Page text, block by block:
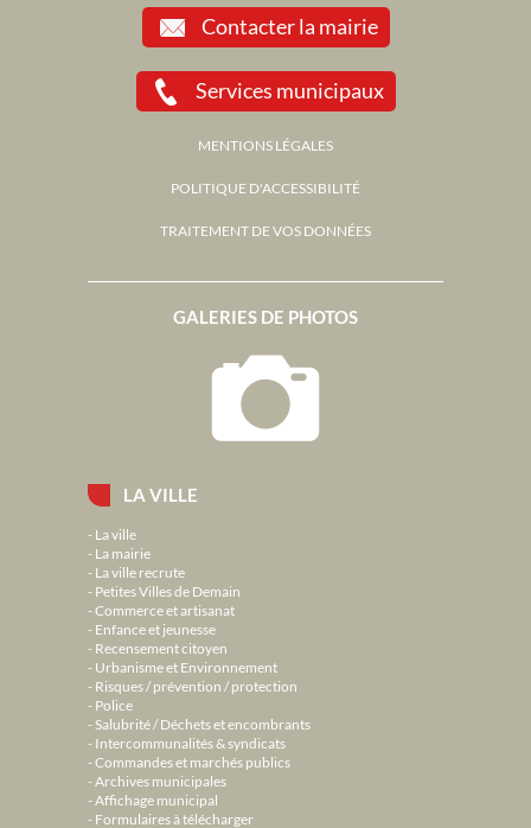
LA VILLE
La ville
La mairie
La ville recrute
Petites Villes de Demain
Commerce et artisanat
Enfance et jeunesse
Recensement citoyen
Urbanisme et Environnement
Risques / prévention / protection
Police
Salubrité / Déchets et encombrants
Intercommunalités & syndicats
Commandes et marchés publics
Archives municipales
Affichage municipal
Formulaires à télécharger
GALERIES DE PHOTOS
Contacter la mairie
Services municipaux
MENTIONS LÉGALES
POLITIQUE D'ACCESSIBILITÉ
TRAITEMENT DE VOS DONNÉES